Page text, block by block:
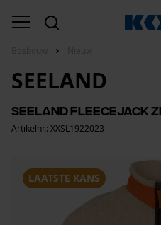
LAATSTE KANS
SEELAND
Seeland fleecejack
Artikelnr.: XXSL1922023